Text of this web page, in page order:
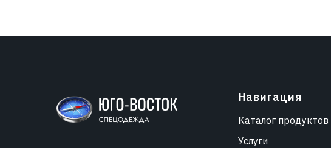
Навигация
Каталог продуктов
Услуги